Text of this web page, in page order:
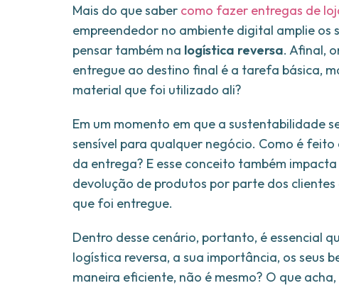
Mais do que saber como fazer entregas de
empreendedor no ambiente digital amplie os
pensar também na logística reversa. Afinal,
entregue ao destino final é a tarefa básica,
material que foi utilizado ali?
Em um momento em que a sustentabilidade
sensível para qualquer negócio. Como é
da entrega? E esse conceito também
devolução de produtos por parte dos
que foi entregue.
Dentro desse cenário, portanto, é essencial
logística reversa, a sua importância, os seus
maneira eficiente, não é mesmo? O que